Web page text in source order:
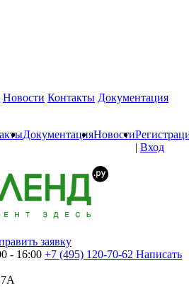
Новости Контакты Документация
ДокументацияНовости
| Вход
заявку
- 16:00 +7 (495) 120-70-62 Написать
7А